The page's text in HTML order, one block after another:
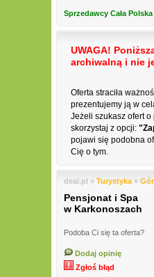
Sprzedawcy Cała Polska
UWAGA!
archiwalną i nie
Oferta straciła
prezentujemy ją w
Jeżeli szukasz ofert
skorzystaj z opcji:
pojawi się podobna
Cię o tym.
deal.pl » Turystyka »
Pensjonat i Spa
w Karkonoszach
Podoba Ci się ta oferta?
Dodaj opinię
Zgłoś błąd